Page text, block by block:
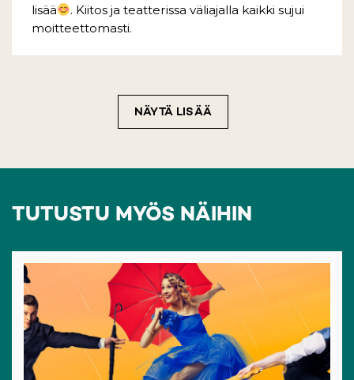
lisää
. Kiitos ja teatterissa väliajalla kaikki sujui
moitteettomasti.
NÄYTÄ LISÄÄ
TUTUSTU MYÖS NÄIHIN